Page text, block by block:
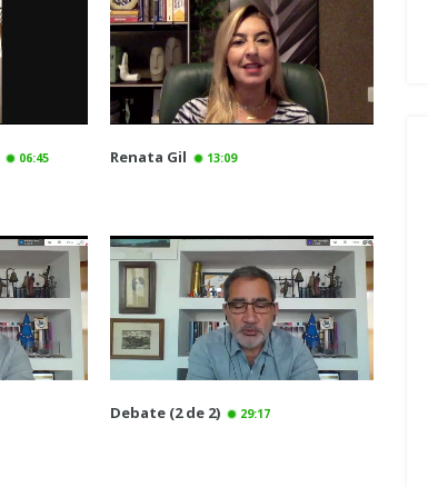
06:45 Renata Gil 13:09
Debate (2 de 2) 29:17